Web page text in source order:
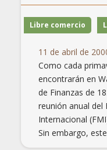
Libre comercio
11 de abril de
Como cada
encontrarán en
de Finanzas de
reunión anual
Internacional
Sin embargo,